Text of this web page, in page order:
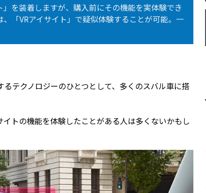
を装着しますが、購入前にその機能を実体験でき
「VRアイサイト」で疑似体験することが可能。一
テクノロジーのひとつとして、多くのスバル車に搭
トの機能を体験したことがある人は多くないかもし